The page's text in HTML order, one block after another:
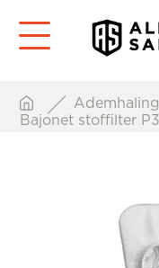
Bajonet stoffilter